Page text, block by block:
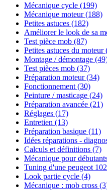
Mécanique cycle (199)
Mécanique moteur(188)
Petites astuces (182)
Améliorer le look de sa
Test pièce mob (87)
Petites astuces du moteur
Montage / démontage
Test pièces mob (37)
Préparation moteur(34)
Fonctionnement (30)
Peinture / masticage (24)
Préparation avancée (21)
Réglages (17)
Entretien (13)
Préparation basique (11)
Idées réparations -
Calculs et définitions (7)
Mécanique pour
Tuning d'une peugeot
Look partie cycle (4)
Mécanique : mob cross